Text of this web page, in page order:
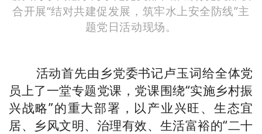
合开展“结对共建促发展，筑牢水上安全防线”主
题党日活动现场。
活动首先由乡党委书记卢玉词给全体党
员上了一堂专题党课，党课围绕“实施乡村振
兴战略”的重大部署，以产业兴旺、生态宜
居、乡风文明、治理有效、生活富裕的“二十